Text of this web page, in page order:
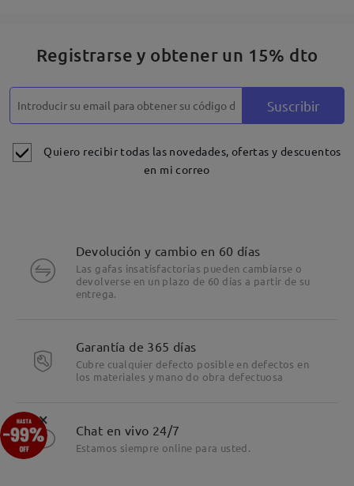
Detalles
Registrarse y obtener un 15% dto
Suscribir
Quiero recibir todas las novedades, ofertas y descuentos
en mi correo
Devolución y cambio en 60 días
Las gafas insatisfactorias pueden cambiarse o
devolverse en un plazo de 60 días a partir de su
entrega.
Garantía de 365 días
Cubre cualquier defecto posible en defectos en
los materiales y mano do obra defectuosa
Chat en vivo 24/7
Estamos siempre online para usted.
×